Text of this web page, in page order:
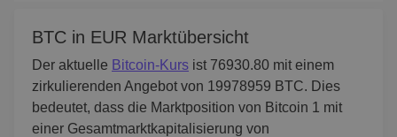
BTC in EUR Marktübersicht
Der aktuelle Bitcoin-Kurs ist 76930.80 mit einem
zirkulierenden Angebot von 19978959 BTC. Dies
bedeutet, dass die Marktposition von Bitcoin 1 mit
einer Gesamtmarktkapitalisierung von